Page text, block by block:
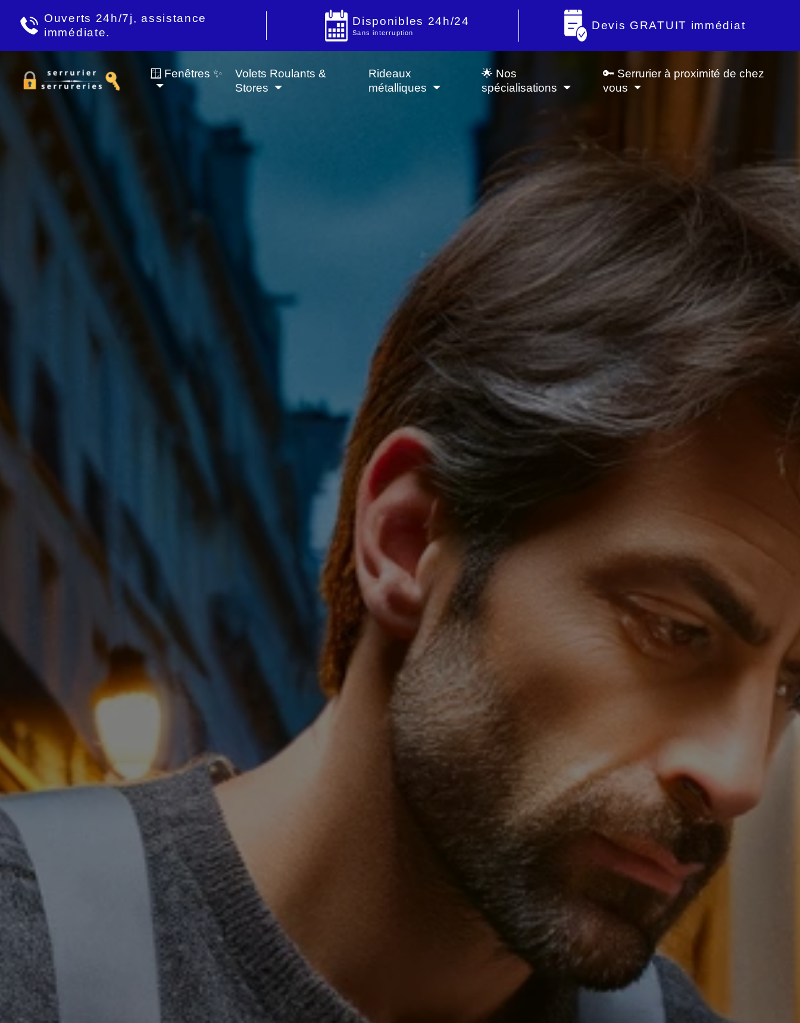
Ouverts 24h/7j, assistance
immédiate.
Disponibles 24h/24
Sans interruption
Devis GRATUIT immédiat
🪟 Fenêtres ✨
Volets Roulants &
Stores
Rideaux
métalliques
🌟 Nos
spécialisations
🔑 Serrurier à proximité de chez
vous